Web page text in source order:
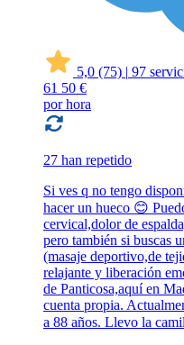
5,0 (75) | 97
61 50 €
por hora
27 han repetido
Si ves q no tengo
hacer un hueco 😊
cervical,dolor de
pero también si buscas
(masaje deportivo,de
relajante y liberación
de Panticosa,aquí en
cuenta propia.
a 88 años. Llevo la